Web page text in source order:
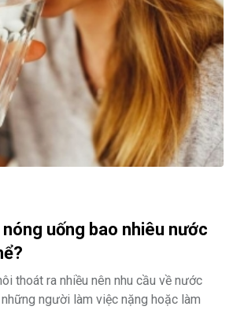
uống bao nhiêu nước
thoát ra nhiều nên nhu cầu về nước
người làm việc nặng hoặc làm